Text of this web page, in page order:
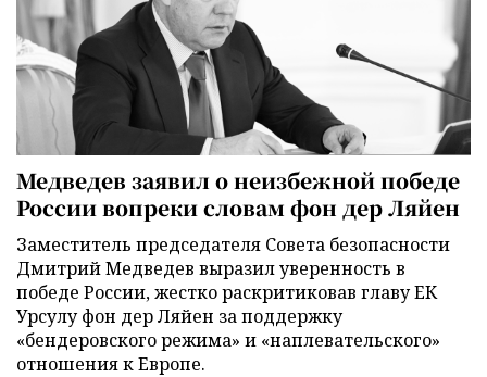
Медведев заявил о неизбежной победе
России вопреки словам фон дер Ляйен
Заместитель председателя Совета безопасности
Дмитрий Медведев выразил уверенность в
победе России, жестко раскритиковав главу ЕК
Урсулу фон дер Ляйен за поддержку
«бендеровского режима» и «наплевательского»
отношения к Европе.